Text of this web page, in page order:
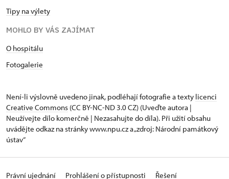
Tipy na výlety
MOHLO BY VÁS ZAJÍMAT
O hospitálu
Fotogalerie
Není-li výslovně uvedeno jinak, podléhají fotografie a texty licenci
Creative Commons (CC BY-NC-ND 3.0 CZ) (Uveďte autora |
Neužívejte dílo komerčně | Nezasahujte do díla). Při užití obsahu
uvádějte odkaz na stránky www.npu.cz a „zdroj: Národní památkový
ústav“
Právní ujednání Prohlášení o přístupnosti Řešení